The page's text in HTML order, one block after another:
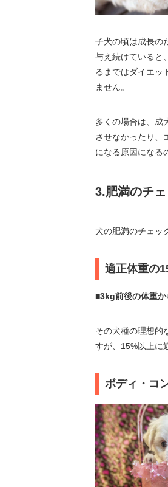
子犬の頃は成長の
与え続けていると
るまではダイエッ
ません。
多くの場合は、成
させなかったり、
になる原因になる
3.肥満のチ
犬の肥満のチェッ
適正体重の
■3kg前後の体重
その犬種の理想的
すが、15%以上に
ボディ・コ